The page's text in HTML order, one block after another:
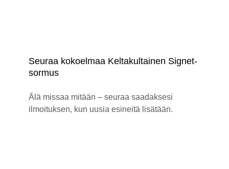
Seuraa kokoelmaa Keltakultainen Signet-
sormus
Älä missaa mitään – seuraa saadaksesi
ilmoituksen, kun uusia esineitä lisätään.